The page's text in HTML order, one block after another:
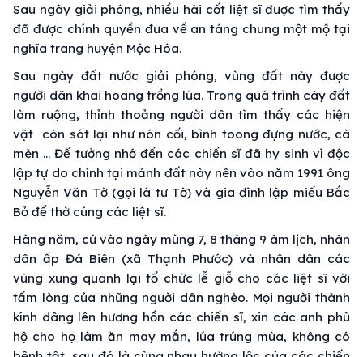
Sau ngày giải phóng, nhiều hài cốt liệt sĩ được tìm thấy
đã được chính quyền đưa về an táng chung một mộ tại
nghĩa trang huyện Mộc Hóa.
Sau ngày đất nước giải phóng, vùng đất này được
người dân khai hoang trồng lúa. Trong quá trình cày đất
làm ruộng, thỉnh thoảng người dân tìm thấy các hiện
vật còn sót lại như nón cối, bình toong đựng nước, cà
mèn … Để tưởng nhớ đến các chiến sĩ đã hy sinh vì độc
lập tự do chính tại mảnh đất này nên vào năm 1991 ông
Nguyễn Văn Tờ (gọi là tư Tờ) và gia đình lập miếu Bắc
Bỏ để thờ cúng các liệt sĩ.
Hàng năm, cứ vào ngày mùng 7, 8 tháng 9 âm lịch, nhân
dân ấp Đá Biên (xã Thạnh Phước) và nhân dân các
vùng xung quanh lại tổ chức lễ giỗ cho các liệt sĩ với
tấm lòng của những người dân nghèo. Mọi người thành
kính dâng lên hương hồn các chiến sĩ, xin các anh phù
hộ cho họ làm ăn may mắn, lúa trúng mùa, không có